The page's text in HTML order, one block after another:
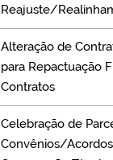
Reajuste/
Alteração de
para Repactuação
Contratos
Celebração de
Convênios/